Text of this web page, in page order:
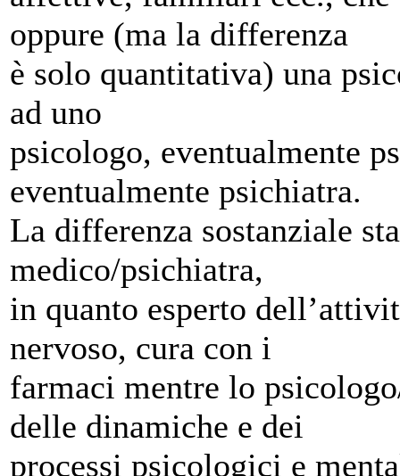
oppure (ma la differenza
è solo quantitativa) una
ad uno
psicologo, eventualmente
eventualmente psichiatra.
La differenza sostanziale
medico/psichiatra,
in quanto esperto
nervoso, cura con i
farmaci mentre lo
delle dinamiche e dei
processi psicologici e